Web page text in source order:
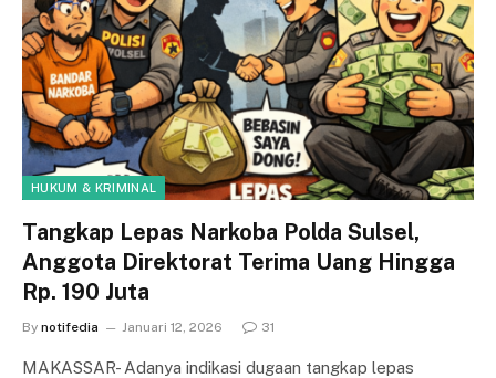
HUKUM & KRIMINAL
Tangkap Lepas Narkoba Polda Sulsel,
Anggota Direktorat Terima Uang Hingga
Rp. 190 Juta
By notifedia Januari 12, 2026 31
MAKASSAR- Adanya indikasi dugaan tangkap lepas